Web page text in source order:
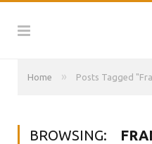
Home » Posts Tagged
BROWSING: